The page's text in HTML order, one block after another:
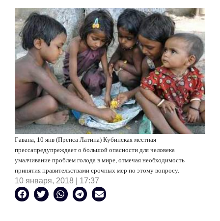
Гавана, 10 янв (Пренса Латина) Кубинская местная
прессапредупреждает о большой опасности для человека
умалчивание проблем голода в мире, отмечая необходимость
принятия правительствами срочных мер по этому вопросу.
10 января, 2018 | 17:37